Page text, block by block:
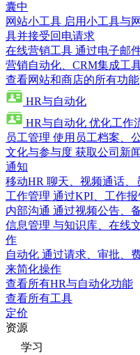
囊中
网站小工具 启用小工具与
具并接受回电请求
在线营销工具 通过电子邮
营销自动化、CRM集成工
查看网站和商店的所有功能
HR与自动化
HR与自动化 优化工作
员工管理 使用员工档案、
文化与参与度 获取公司新
通知
移动HR 聊天、视频通话、
工作管理 通过KPI、工作
内部沟通 通过视频公告、
信息管理 与知识库、在线
作
自动化 通过请求、审批、
来简化操作
查看所有HR与自动化功能
查看所有工具
定价
资源
学习